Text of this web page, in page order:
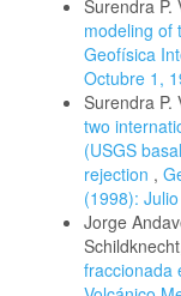
Surendra P.
modeling of
Geofísica
Octubre 1,
Surendra P.
two
(USGS
rejection ,
(1998):
Jorge
fraccionada